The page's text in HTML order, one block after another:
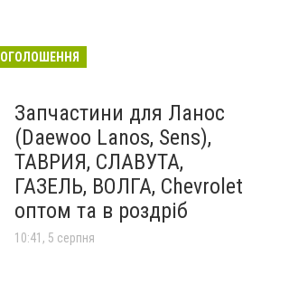
ОГОЛОШЕННЯ
Запчастини для Ланос
(Daewoo Lanos, Sens),
ТАВРИЯ, СЛАВУТА,
ГАЗЕЛЬ, ВОЛГА, Chevrolet
оптом та в роздріб
10:41, 5 серпня